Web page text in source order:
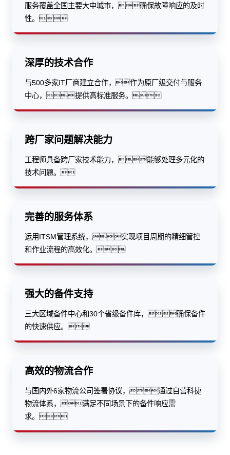
服务覆盖全国主要大中城市，确保故障响应的及时
性。
深厚的技术合作
与500多家IT厂商建立合作，作为原厂级交付与服务
中心，提供高标准服务。
跨厂家问题解决能力
工程师具备跨厂家技术能力，能够处理多元化的
技术问题。
完善的服务体系
运用ITSM管理系统，实现项目周期的精细管控
和作业流程的高效化。
强大的备件支持
三大区域备件中心和30个省级备件库，确保备件
的快速供应。
高效的物流合作
与国内外6家物流公司签署协议，通过自营科捷
物流体系，满足不同场景下的备件响应需
求。